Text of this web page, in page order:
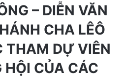
– DIỄN VĂN
CHA LÊÔ
THAM DỰ VIÊN
HỘI CỦA CÁC